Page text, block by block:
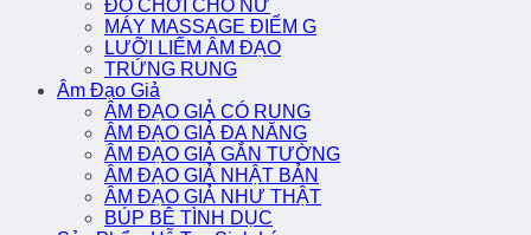
ĐỒ CHƠI CHO NỮ
MÁY MASSAGE ĐIỂM G
LƯỠI LIẾM ÂM ĐẠO
TRỨNG RUNG
Âm Đạo Giả
ÂM ĐẠO GIẢ CÓ RUNG
ÂM ĐẠO GIẢ ĐA NĂNG
ÂM ĐẠO GIẢ GẮN TƯỜNG
ÂM ĐẠO GIẢ NHẬT BẢN
ÂM ĐẠO GIẢ NHƯ THẬT
BÚP BÊ TÌNH DỤC